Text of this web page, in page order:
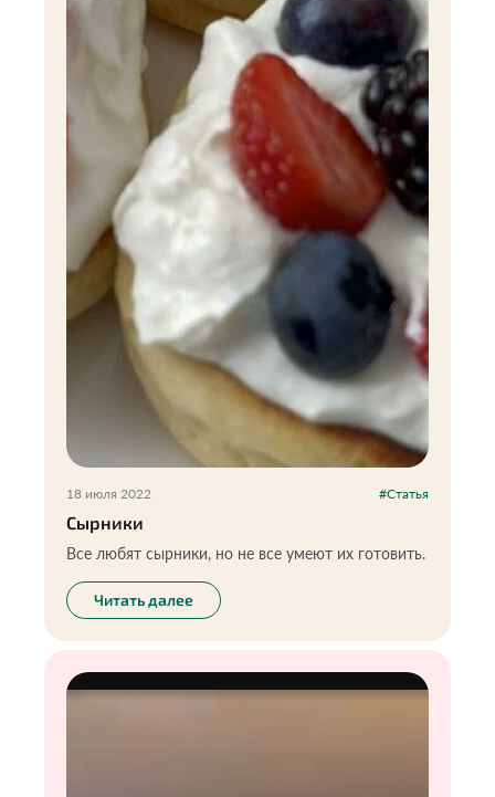
18 июля 2022 #Статья
Сырники
Все любят сырники, но не все умеют их готовить.
Читать далее